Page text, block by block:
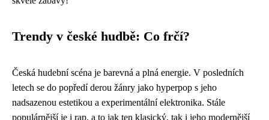
Trendy v české hudbě: Co frčí?
Česká hudební scéna je barevná a plná energie. V posledních
letech se do popředí derou žánry jako hyperpop s jeho
nadsazenou estetikou a experimentální elektronika. Stále
populárnější je i rap, a to jak ten klasický, tak i jeho modernější